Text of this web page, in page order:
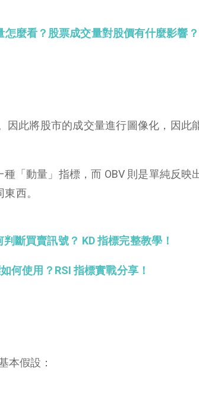
麼看？股票成交量對股價有什麼影響？
因此將股市的成交量進行圖像化，因此
「動量」指標，而 OBV 則是單純反映
西。
斷買賣訊號？ KD 指標完整教學！
何使用？RSI 指標實戰分享！
本假設：